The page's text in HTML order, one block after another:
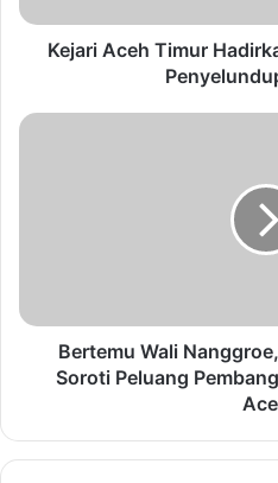
Kejari Aceh Timur
Bertemu Wali
Soroti Peluang